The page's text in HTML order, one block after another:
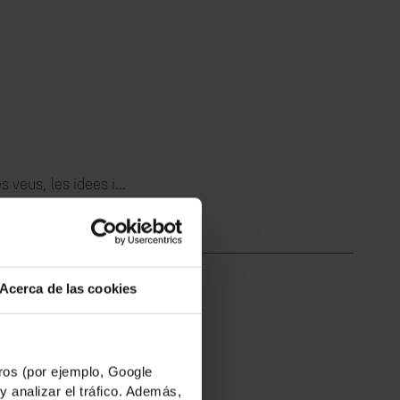
Acerca de las cookies
(por ejemplo, Google
analizar el tráfico. Además,
veus, les idees i...
i Somàlia...